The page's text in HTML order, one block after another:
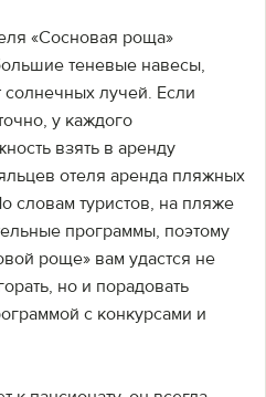
«Сосновая роща»
теневые навесы,
лучей. Если
у каждого
взять в аренду
отеля аренда пляжных
словам туристов, на пляже
программы, поэтому
роще» вам удастся не
но и порадовать
с конкурсами и